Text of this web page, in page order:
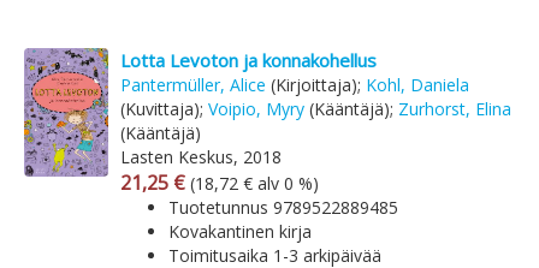
Lotta Levoton ja konnakohellus
Pantermüller, Alice (Kirjoittaja); Kohl, Daniela
(Kuvittaja); Voipio, Myry (Kääntäjä); Zurhorst, Elina
(Kääntäjä)
Lasten Keskus, 2018
Arvonlisäverollinen hinta
21,25 € Arvonlisäveroton hinta
(18,72 € alv 0 %)
Tuotetunnus 9789522889485
Kovakantinen kirja
Toimitusaika 1-3 arkipäivää